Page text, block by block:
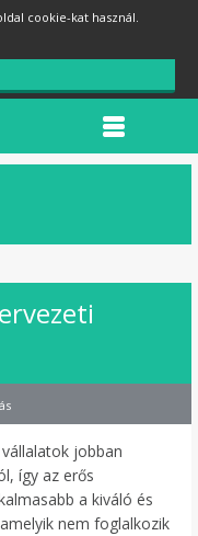
cookie-kat használ.
jobban
így az erős
a kiváló és
nem foglalkozik